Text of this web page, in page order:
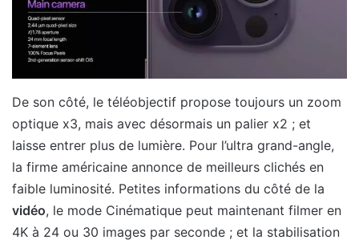
De son côté, le téléobjectif propose toujours un zoom
optique x3, mais avec désormais un palier x2 ; et
laisse entrer plus de lumière. Pour l’ultra grand-angle,
la firme américaine annonce de meilleurs clichés en
faible luminosité. Petites informations du côté de la
vidéo, le mode Cinématique peut maintenant filmer en
4K à 24 ou 30 images par seconde ; et la stabilisation